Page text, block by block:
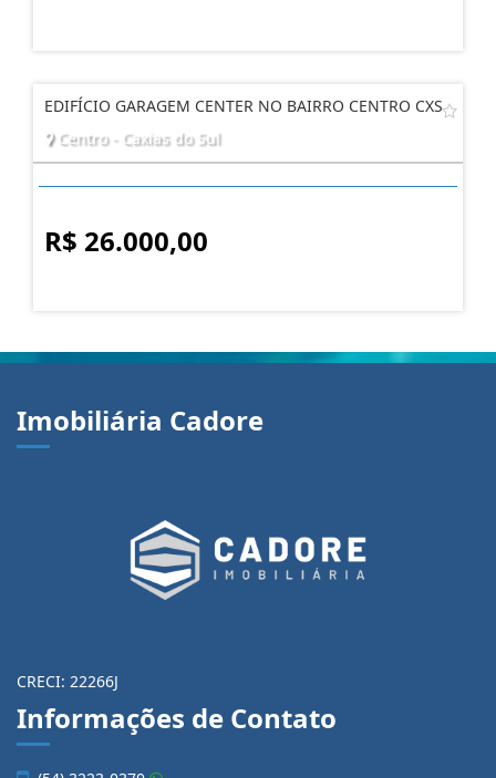
EDIFÍCIO GARAGEM CENTER NO BAIRRO CENTRO CXS
Centro - Caxias do Sul
R$ 26.000,00
Imobiliária Cadore
CRECI: 22266J
Informações de Contato